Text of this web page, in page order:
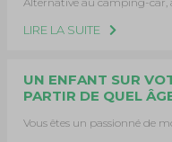
LIRE LA SUITE
UN ENFANT SUR
PARTIR DE QUEL
Vous êtes un passionné de